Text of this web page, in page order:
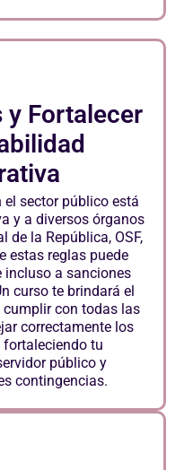
y Fortalecer
sector público está
y a diversos órganos
de la República, OSF,
estas reglas puede
incluso a sanciones
curso te brindará el
con todas las
correctamente los
tu
público y
contingencias.